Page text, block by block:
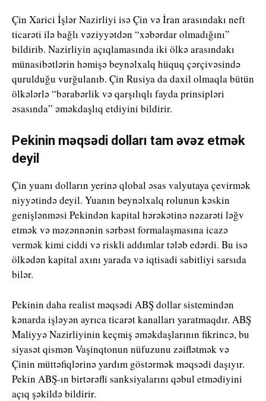
Çin Xarici İşlər Nazirliyi isə Çin və İran arasındakı neft
ticarəti ilə bağlı vəziyyətdən “xəbərdar olmadığını”
bildirib. Nazirliyin açıqlamasında iki ölkə arasındakı
münasibətlərin həmişə beynəlxalq hüquq çərçivəsində
qurulduğu vurğulanıb. Çin Rusiya da daxil olmaqla bütün
ölkələrlə “bərabərlik və qarşılıqlı fayda prinsipləri
əsasında” əməkdaşlıq etdiyini bildirir.
Pekinin məqsədi dolları tam əvəz etmək
deyil
Çin yuanı dolların yerinə qlobal əsas valyutaya çevirmək
niyyətində deyil. Yuanın beynəlxalq rolunun kəskin
genişlənməsi Pekindən kapital hərəkətinə nəzarəti ləğv
etmək və məzənnənin sərbəst formalaşmasına icazə
vermək kimi ciddi və riskli addımlar tələb edərdi. Bu isə
ölkədən kapital axını yarada və iqtisadi sabitliyi sarsıda
bilər.
Pekinin daha realist məqsədi ABŞ dollar sistemindən
kənarda işləyən ayrıca ticarət kanalları yaratmaqdır. ABŞ
Maliyyə Nazirliyinin keçmiş əməkdaşlarının fikrincə, bu
siyasət qismən Vaşinqtonun nüfuzunu zəiflətmək və
Çinin müttəfiqlərinə yardım göstərmək məqsədi daşıyır.
Pekin ABŞ-ın birtərəfli sanksiyalarını qəbul etmədiyini
açıq şəkildə bildirir.